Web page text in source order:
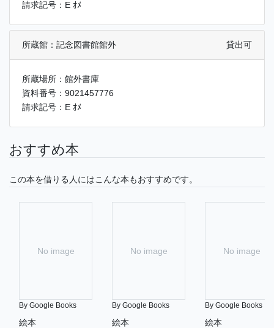
請求記号：E ｵﾒ
所蔵館：記念図書館館外 貸出可
所蔵場所：館外書庫
資料番号：9021457776
請求記号：E ｵﾒ
おすすめ本
この本を借りる人にはこんな本もおすすめです。
No image
By Google Books
絵本
No image
By Google Books
絵本
No image
By Google Books
絵本